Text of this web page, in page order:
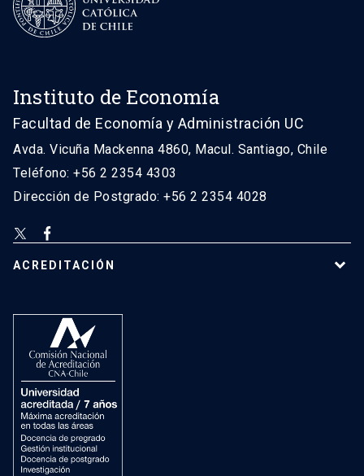
Instituto de Economía
Facultad de Economía y Administración UC
Avda. Vicuña Mackenna 4860, Macul. Santiago, Chile
Teléfono: +56 2 2354 4303
Dirección de Postgrado: +56 2 2354 4028
ACREDITACIÓN